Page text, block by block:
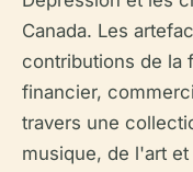
Canada. Les
contributions de la
financier,
travers une
musique, de l'art